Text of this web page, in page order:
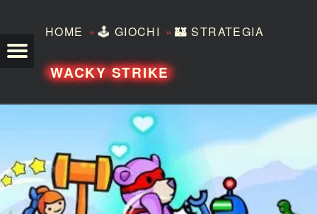
HOME »🕹️ GIOCHI »🏰 STRATEGIA
WACKY STRIKE